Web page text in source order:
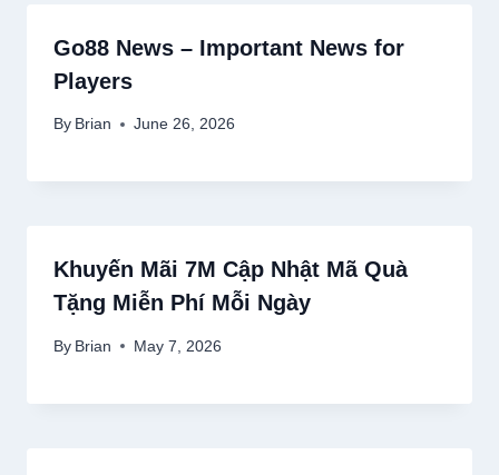
Go88 News – Important News for
Players
By Brian June 26, 2026
Khuyến Mãi 7M Cập Nhật Mã Quà
Tặng Miễn Phí Mỗi Ngày
By Brian May 7, 2026